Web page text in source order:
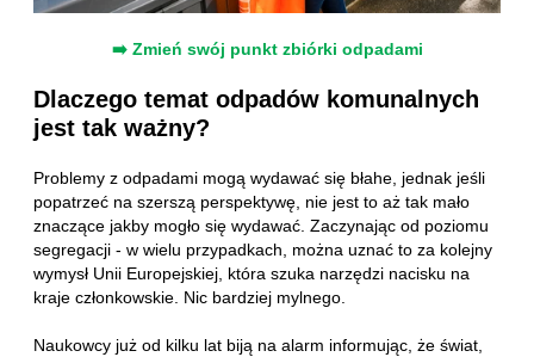
➡️ Zmień swój punkt zbiórki odpadami
Dlaczego temat odpadów komunalnych
jest tak ważny?
Problemy z odpadami mogą wydawać się błahe, jednak jeśli
popatrzeć na szerszą perspektywę, nie jest to aż tak mało
znaczące jakby mogło się wydawać. Zaczynając od poziomu
segregacji - w wielu przypadkach, można uznać to za kolejny
wymysł Unii Europejskiej, która szuka narzędzi nacisku na
kraje członkowskie. Nic bardziej mylnego.
Naukowcy już od kilku lat biją na alarm informując, że świat,